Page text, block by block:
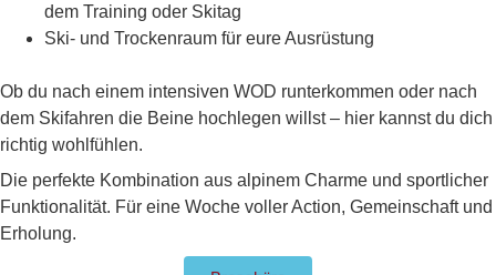
dem Training oder Skitag
Ski- und Trockenraum für eure Ausrüstung
Ob du nach einem intensiven WOD runterkommen oder nach
dem Skifahren die Beine hochlegen willst – hier kannst du dich
richtig wohlfühlen.
Die perfekte Kombination aus alpinem Charme und sportlicher
Funktionalität. Für eine Woche voller Action, Gemeinschaft und
Erholung.